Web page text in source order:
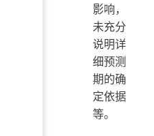
影响，
未充分
说明详
细预测
期的确
定依据
等。